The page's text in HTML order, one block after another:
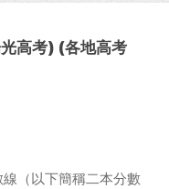
高考) (各地高考
（以下簡稱二本分數